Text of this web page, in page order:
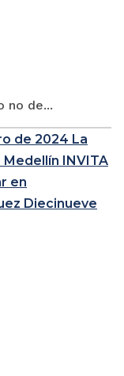
no de...
de 2024 La
INVITA
en
Diecinueve